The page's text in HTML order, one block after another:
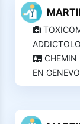
CHEMIN
EN